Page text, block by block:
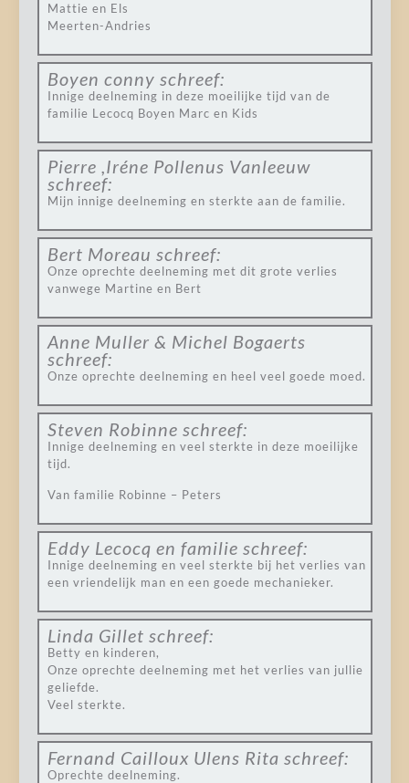
Mattie en Els
Meerten-Andries
Boyen conny schreef:
Innige deelneming in deze moeilijke tijd van de
familie Lecocq Boyen Marc en Kids
Pierre ,Iréne Pollenus Vanleeuw
schreef:
Mijn innige deelneming en sterkte aan de familie.
Bert Moreau schreef:
Onze oprechte deelneming met dit grote verlies
vanwege Martine en Bert
Anne Muller & Michel Bogaerts
schreef:
Onze oprechte deelneming en heel veel goede moed.
Steven Robinne schreef:
Innige deelneming en veel sterkte in deze moeilijke
tijd.
Van familie Robinne – Peters
Eddy Lecocq en familie schreef:
Innige deelneming en veel sterkte bij het verlies van
een vriendelijk man en een goede mechanieker.
Linda Gillet schreef:
Betty en kinderen,
Onze oprechte deelneming met het verlies van jullie
geliefde.
Veel sterkte.
Fernand Cailloux Ulens Rita schreef:
Oprechte deelneming.